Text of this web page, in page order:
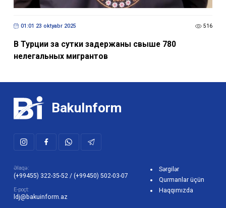
01:01 23 oktyabr 2025 516
В Турции за сутки задержаны свыше 780
нелегальныx мигрантов
BakuInform
Əlaqə:
(+99455) 322-35-52 / (+99450) 502-03-07
E-poçt:
ldj@bakuinform.az
Sərgilər
Qurmanlar üçün
Haqqımızda